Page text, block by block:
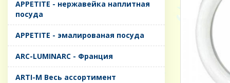
APPETITE - нержавейка наплитная
посуда
APPETITE - эмалированая посуда
ARC-LUMINARC - Франция
ARTI-M Весь ассортимент